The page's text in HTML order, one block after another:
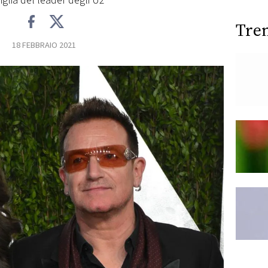
18 FEBBRAIO 2021